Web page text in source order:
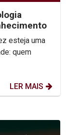
esteja uma
quem
LER MAIS